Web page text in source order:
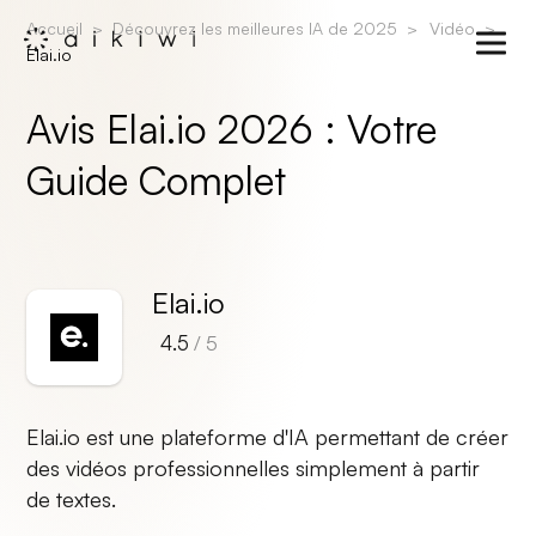
Accueil Découvrez les meilleures IA de 2025
Vidéo
Elai.io
Avis Elai.io 2026 : Votre
Guide Complet
Elai.io
4.5 / 5
Elai.io est une plateforme d'IA permettant de créer
des vidéos professionnelles simplement à partir
de textes.